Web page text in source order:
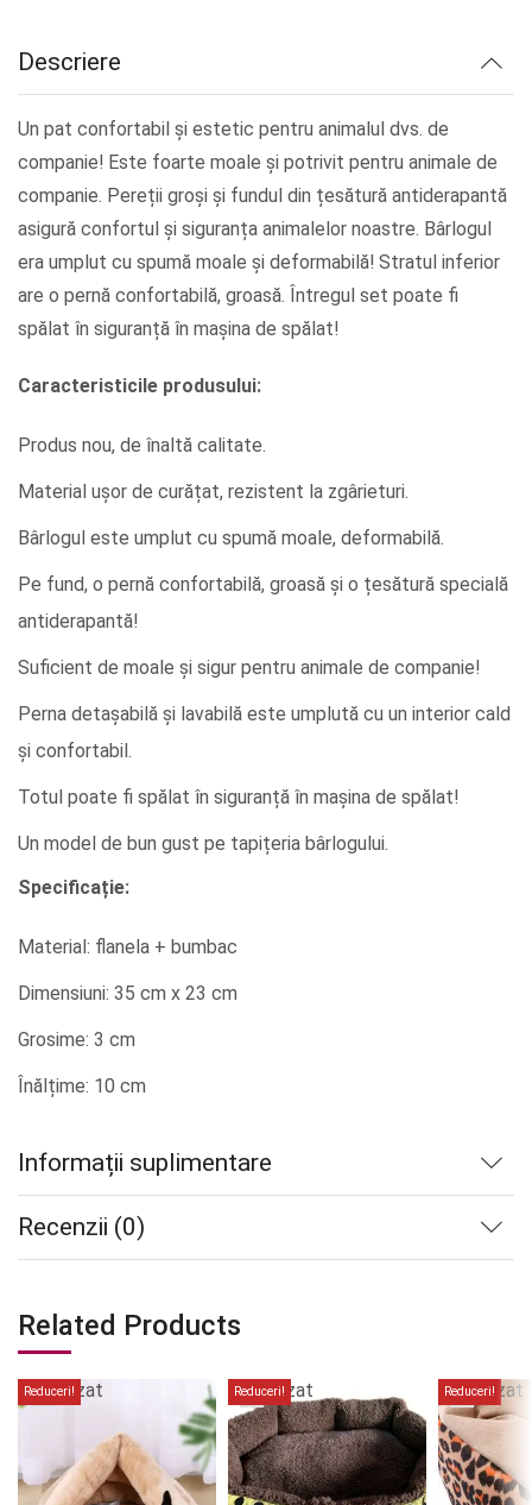
Descriere
Un pat confortabil și estetic pentru animalul dvs. de
companie! Este foarte moale și potrivit pentru animale de
companie. Pereții groși și fundul din țesătură antiderapantă
asigură confortul și siguranța animalelor noastre. Bârlogul
era umplut cu spumă moale și deformabilă! Stratul inferior
are o pernă confortabilă, groasă. Întregul set poate fi
spălat în siguranță în mașina de spălat!
Caracteristicile produsului:
Produs nou, de înaltă calitate.
Material ușor de curățat, rezistent la zgârieturi.
Bârlogul este umplut cu spumă moale, deformabilă.
Pe fund, o pernă confortabilă, groasă și o țesătură specială
antiderapantă!
Suficient de moale și sigur pentru animale de companie!
Perna detașabilă și lavabilă este umplută cu un interior cald
și confortabil.
Totul poate fi spălat în siguranță în mașina de spălat!
Un model de bun gust pe tapițeria bârlogului.
Specificație:
Material: flanela + bumbac
Dimensiuni: 35 cm x 23 cm
Grosime: 3 cm
Înălțime: 10 cm
Informații suplimentare
Recenzii (0)
Related Products
Reduceri!
epuizat
Reduceri!
epuizat
Reduceri!
epuizat